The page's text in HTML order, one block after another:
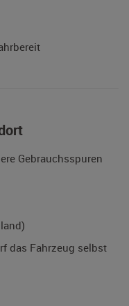
Gebrauchsspuren
das Fahrzeug selbst